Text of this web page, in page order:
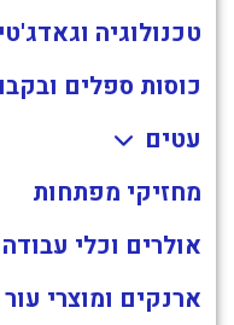
טכנולוגיה
כוסות ספלים
עטים
מחזיקי מפתחות
אולרים וכלי עבודה
ארנקים ומוצרי עור